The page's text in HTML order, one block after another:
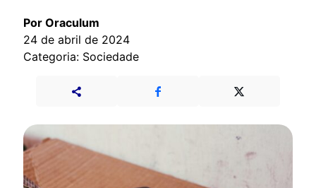
Por Oraculum
24 de abril de 2024
Categoria: Sociedade